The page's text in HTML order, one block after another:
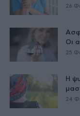
26
Οι
25
Η
24